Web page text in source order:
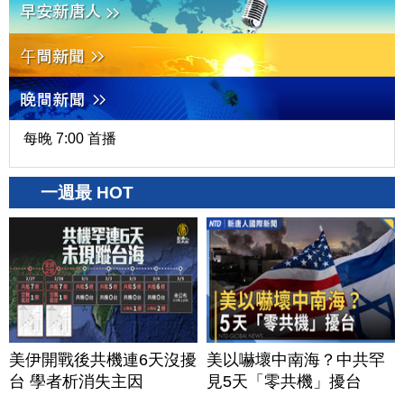
每晚 7:00 首播
一週最 HOT
美伊開戰後共機連6天沒擾
台 學者析消失主因
美以嚇壞中南海？中共罕
見5天「零共機」擾台